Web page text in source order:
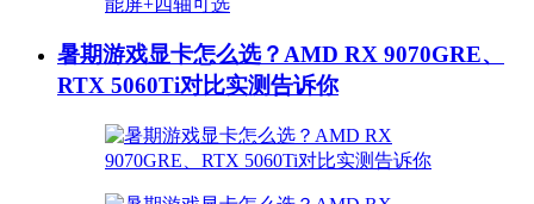
暑期游戏显卡怎么选？AMD RX 9070GRE、
RTX 5060Ti对比实测告诉你